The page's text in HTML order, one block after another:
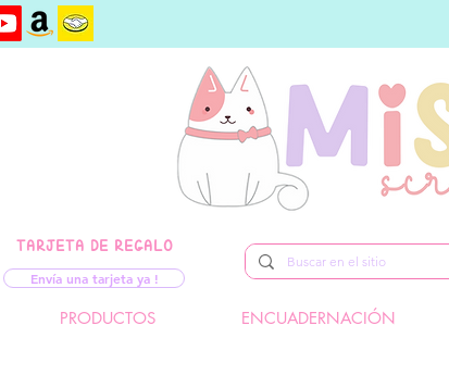
TARJETA DE REGALO
Envía una tarjeta ya !
PRODUCTOS ENCUADERNACIÓN